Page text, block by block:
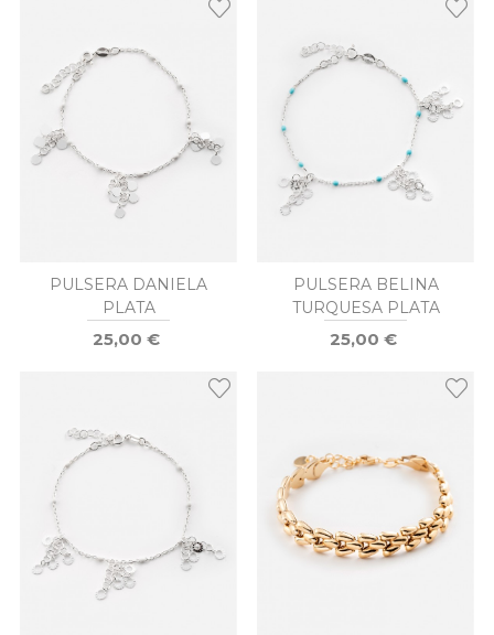
PULSERA DANIELA
PLATA
25,00 €
PULSERA BELINA
TURQUESA PLATA
25,00 €